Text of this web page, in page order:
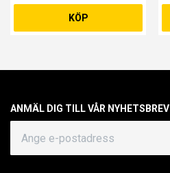
KÖP
ANMÄL DIG TILL VÅR NYHETSBREV